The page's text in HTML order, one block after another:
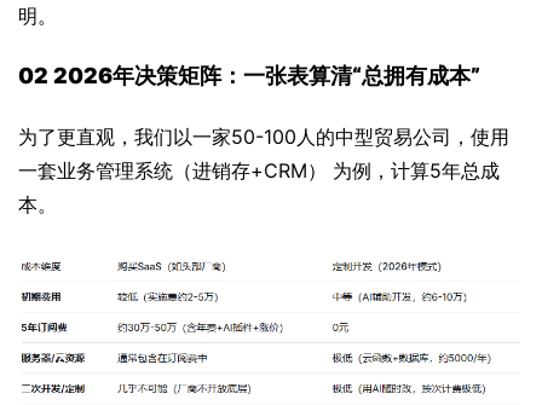
明。
02 2026年决策矩阵：一张表算清“总拥有成本”
为了更直观，我们以一家50-100人的中型贸易公司，使用
一套业务管理系统（进销存+CRM） 为例，计算5年总成
本。